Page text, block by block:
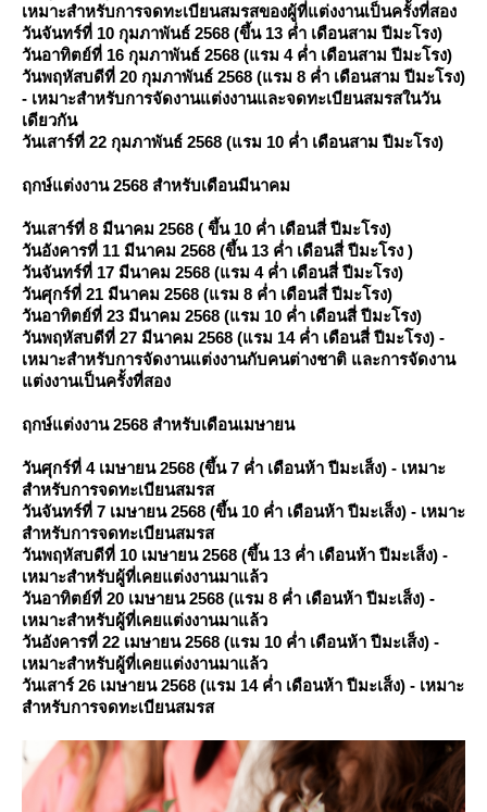
เหมาะสำหรับการจดทะเบียนสมรสของผู้ที่แต่งงานเป็นครั้งที่สอง
วันจันทร์ที่ 10 กุมภาพันธ์ 2568 (ขึ้น 13 ค่ำ เดือนสาม ปีมะโรง)
วันอาทิตย์ที่ 16 กุมภาพันธ์ 2568 (แรม 4 ค่ำ เดือนสาม ปีมะโรง)
วันพฤหัสบดีที่ 20 กุมภาพันธ์ 2568 (แรม 8 ค่ำ เดือนสาม ปีมะโรง)
- เหมาะสำหรับการจัดงานแต่งงานและจดทะเบียนสมรสในวัน
เดียวกัน
วันเสาร์ที่ 22 กุมภาพันธ์ 2568 (แรม 10 ค่ำ เดือนสาม ปีมะโรง)
ฤกษ์แต่งงาน 2568 สำหรับเดือนมีนาคม
วันเสาร์ที่ 8 มีนาคม 2568 ( ขึ้น 10 ค่ำ เดือนสี่ ปีมะโรง)
วันอังคารที่ 11 มีนาคม 2568 (ขึ้น 13 ค่ำ เดือนสี่ ปีมะโรง )
วันจันทร์ที่ 17 มีนาคม 2568 (แรม 4 ค่ำ เดือนสี่ ปีมะโรง)
วันศุกร์ที่ 21 มีนาคม 2568 (แรม 8 ค่ำ เดือนสี่ ปีมะโรง)
วันอาทิตย์ที่ 23 มีนาคม 2568 (แรม 10 ค่ำ เดือนสี่ ปีมะโรง)
วันพฤหัสบดีที่ 27 มีนาคม 2568 (แรม 14 ค่ำ เดือนสี่ ปีมะโรง) -
เหมาะสำหรับการจัดงานแต่งงานกับคนต่างชาติ และการจัดงาน
ต่งงานเป็นครั้งที่สอง
ฤกษ์แต่งงาน 2568 สำหรับเดือนเมษายน
วันศุกร์ที่ 4 เมษายน 2568 (ขึ้น 7 ค่ำ เดือนห้า ปีมะเส็ง) - เหมาะ
สำหรับการจดทะเบียนสมรส
วันจันทร์ที่ 7 เมษายน 2568 (ขึ้น 10 ค่ำ เดือนห้า ปีมะเส็ง) - เหมาะ
สำหรับการจดทะเบียนสมรส
วันพฤหัสบดีที่ 10 เมษายน 2568 (ขึ้น 13 ค่ำ เดือนห้า ปีมะเส็ง) -
เหมาะสำหรับผู้ที่เคยแต่งงานมาแล้ว
วันอาทิตย์ที่ 20 เมษายน 2568 (แรม 8 ค่ำ เดือนห้า ปีมะเส็ง) -
เหมาะสำหรับผู้ที่เคยแต่งงานมาแล้ว
วันอังคารที่ 22 เมษายน 2568 (แรม 10 ค่ำ เดือนห้า ปีมะเส็ง) -
เหมาะสำหรับผู้ที่เคยแต่งงานมาแล้ว
วันเสาร์ 26 เมษายน 2568 (แรม 14 ค่ำ เดือนห้า ปีมะเส็ง) - เหมาะ
สำหรับการจดทะเบียนสมรส